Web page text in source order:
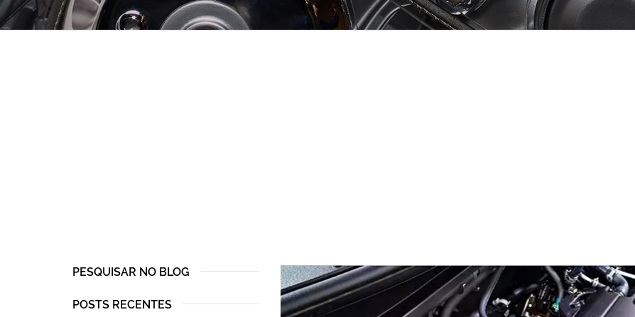
PESQUISAR NO BLOG
POSTS RECENTES